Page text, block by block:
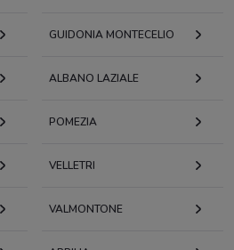
GUIDONIA MONTECELIO
ALBANO LAZIALE
POMEZIA
VELLETRI
VALMONTONE